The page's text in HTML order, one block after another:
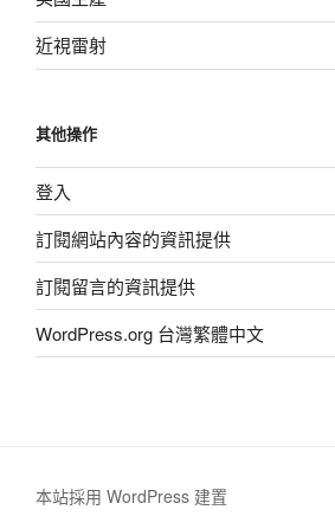
近視雷射
其他操作
登入
訂閱網站內容的資訊提供
訂閱留言的資訊提供
WordPress.org 台灣繁體中文
本站採用 WordPress 建置